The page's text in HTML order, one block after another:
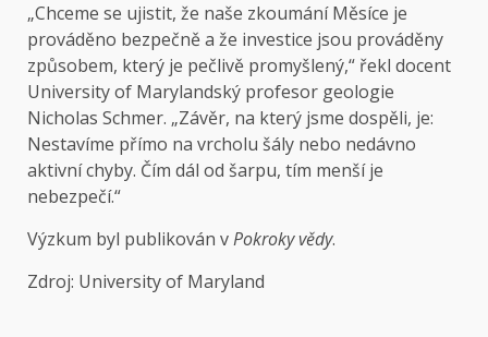
„Chceme se ujistit, že naše zkoumání Měsíce je
prováděno bezpečně a že investice jsou prováděny
způsobem, který je pečlivě promyšlený,“ řekl docent
University of Marylandský profesor geologie
Nicholas Schmer. „Závěr, na který jsme dospěli, je:
Nestavíme přímo na vrcholu šály nebo nedávno
aktivní chyby. Čím dál od šarpu, tím menší je
nebezpečí.“
Výzkum byl publikován vPokroky vědy.
Zdroj: University of Maryland